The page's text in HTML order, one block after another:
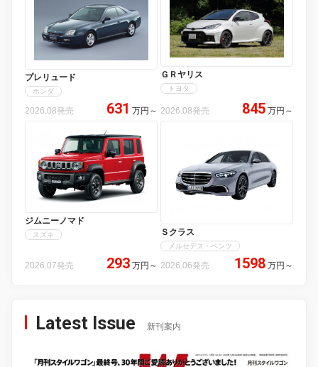
プレリュード
ホンダ
2026.08発売 631 万円 ～
ＧＲヤリス
トヨタ
2026.08発売 845 万円 ～
ジムニーノマド
スズキ
2026.07発売 293 万円 ～
Ｓクラス
メルセデス・ベンツ
2026.06発売 1598 万円 ～
Latest Issue 新刊案内